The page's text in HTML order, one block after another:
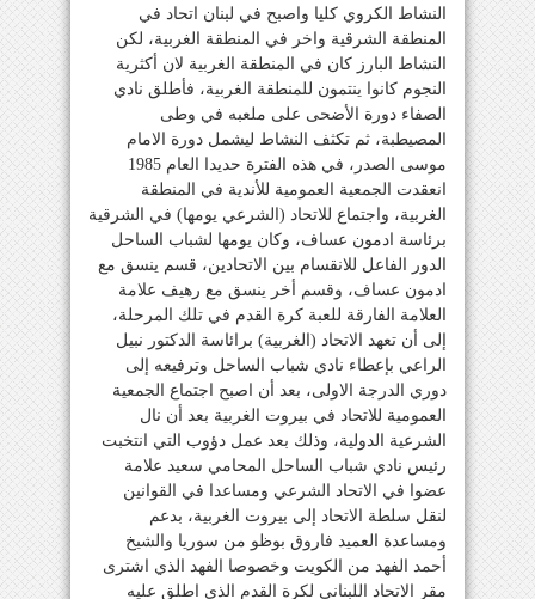
النشاط الكروي كليا واصبح في لبنان اتحاد في
المنطقة الشرقية واخر في المنطقة الغربية، لكن
النشاط البارز كان في المنطقة الغربية لان أكثرية
النجوم كانوا ينتمون للمنطقة الغربية، فأطلق نادي
الصفاء دورة الأضحى على ملعبه في وطى
المصيطبة، ثم تكثف النشاط ليشمل دورة الامام
موسى الصدر، في هذه الفترة حديدا العام 1985
انعقدت الجمعية العمومية للأندية في المنطقة
الغربية، واجتماع للاتحاد (الشرعي يومها) في الشرقية
برئاسة ادمون عساف، وكان يومها لشباب الساحل
الدور الفاعل للانقسام بين الاتحادين، قسم ينسق مع
ادمون عساف، وقسم أخر ينسق مع رهيف علامة
العلامة الفارقة للعبة كرة القدم في تلك المرحلة،
إلى أن تعهد الاتحاد (الغربية) برائاسة الدكتور نبيل
الراعي بإعطاء نادي شباب الساحل وترفيعه إلى
دوري الدرجة الاولى، بعد أن اصبح اجتماع الجمعية
العمومية للاتحاد في بيروت الغربية بعد أن نال
الشرعية الدولية، وذلك بعد عمل دؤوب التي انتخبت
رئيس نادي شباب الساحل المحامي سعيد علامة
عضوا في الاتحاد الشرعي ومساعدا في القوانين
لنقل سلطة الاتحاد إلى بيروت الغربية، بدعم
ومساعدة العميد فاروق بوظو من سوريا والشيخ
أحمد الفهد من الكويت وخصوصا الفهد الذي اشترى
مقر الاتحاد اللبناني لكرة القدم الذي اطلق عليه